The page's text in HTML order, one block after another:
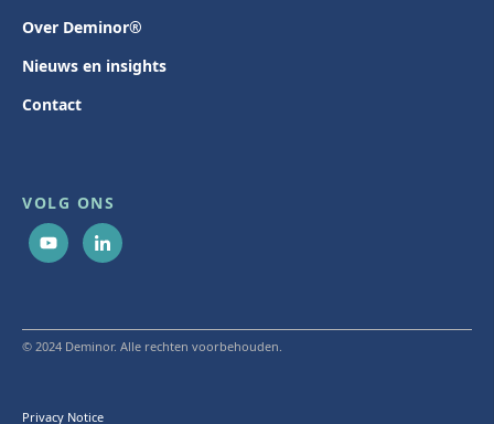
Over Deminor®
Nieuws en insights
Contact
VOLG ONS
© 2024 Deminor. Alle rechten voorbehouden.
Privacy Notice